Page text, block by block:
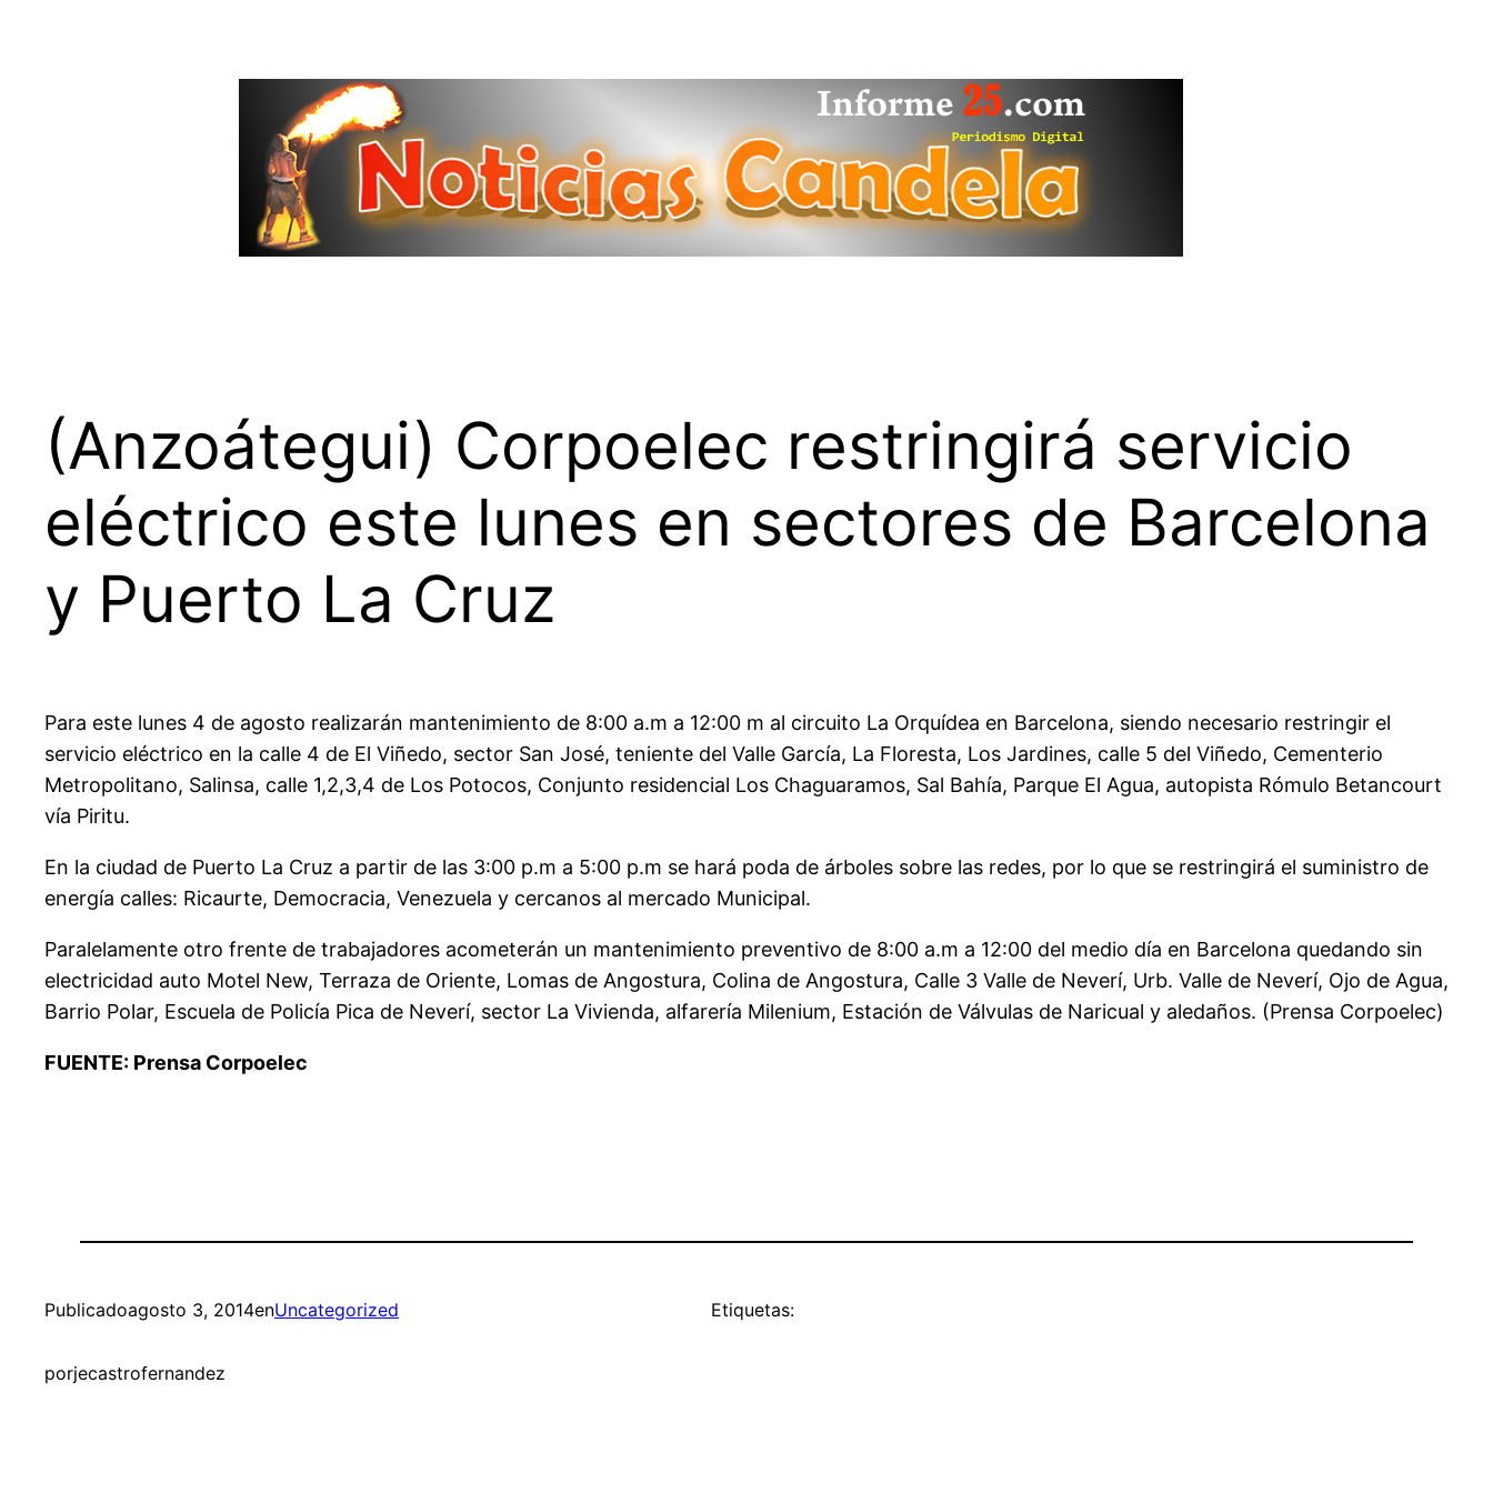
(Anzoátegui) Corpoelec restringirá servicio
eléctrico este lunes en sectores de Barcelona
y Puerto La Cruz
Para este lunes 4 de agosto realizarán mantenimiento de 8:00 a.m a 12:00 m al circuito La Orquídea en Barcelona, siendo necesario restringir el
servicio eléctrico en la calle 4 de El Viñedo, sector San José, teniente del Valle García, La Floresta, Los Jardines, calle 5 del Viñedo, Cementerio
Metropolitano, Salinsa, calle 1,2,3,4 de Los Potocos, Conjunto residencial Los Chaguaramos, Sal Bahía, Parque El Agua, autopista Rómulo Betancourt
vía Piritu.
En la ciudad de Puerto La Cruz a partir de las 3:00 p.m a 5:00 p.m se hará poda de árboles sobre las redes, por lo que se restringirá el suministro de
energía calles: Ricaurte, Democracia, Venezuela y cercanos al mercado Municipal.
Paralelamente otro frente de trabajadores acometerán un mantenimiento preventivo de 8:00 a.m a 12:00 del medio día en Barcelona quedando sin
electricidad auto Motel New, Terraza de Oriente, Lomas de Angostura, Colina de Angostura, Calle 3 Valle de Neverí, Urb. Valle de Neverí, Ojo de Agua,
Barrio Polar, Escuela de Policía Pica de Neverí, sector La Vivienda, alfarería Milenium, Estación de Válvulas de Naricual y aledaños. (Prensa Corpoelec)
FUENTE: Prensa Corpoelec
Publicadoagosto 3, 2014enUncategorized
porjecastrofernandez
Etiquetas: